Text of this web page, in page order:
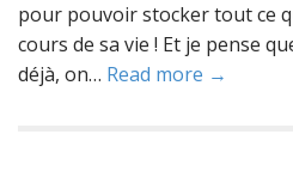
pour pouvoir stocker tout ce
cours de sa vie ! Et je pense
déjà, on… Read more →